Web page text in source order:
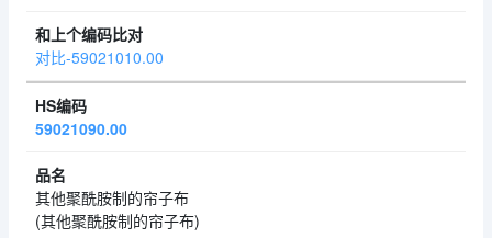
对比-59021010.00
59021090.00
其他聚酰胺制的帘子布
(其他聚酰胺制的帘子布)